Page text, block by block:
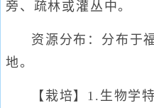
旁、疏林或灌丛中。
资源分布：分布于
地。
【栽培】1.生物学